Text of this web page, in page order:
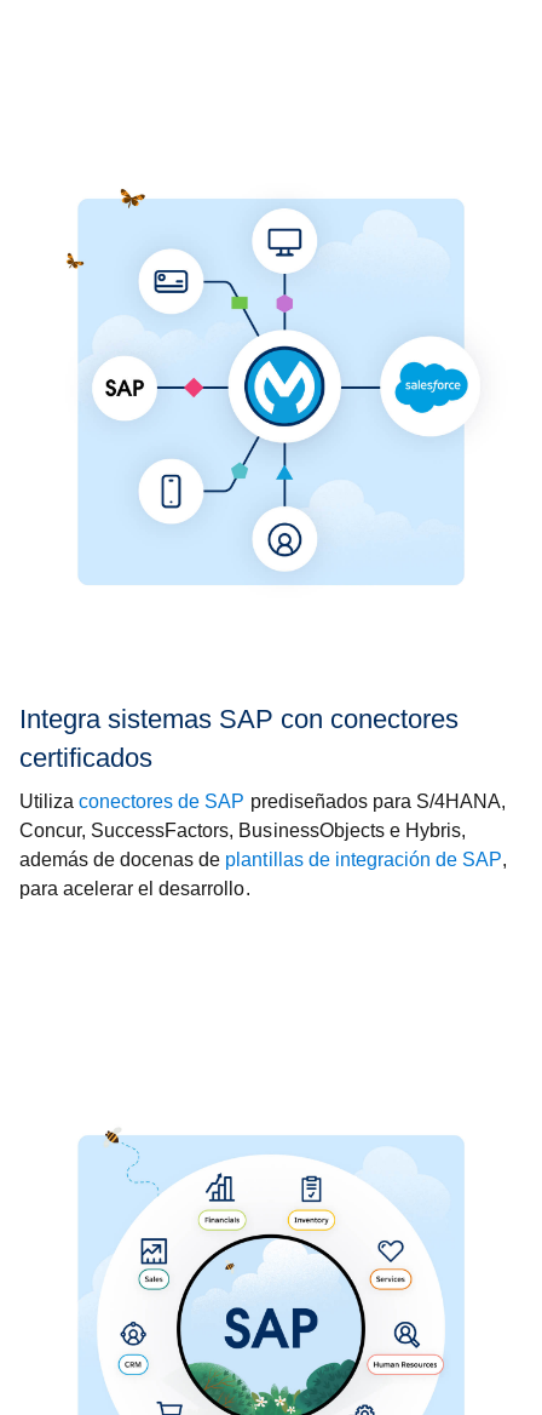
Integra sistemas SAP con conectores
certificados
Utilizaconectores de SAP prediseñados para S/4HANA,
Concur, SuccessFactors, BusinessObjects e Hybris,
además de docenas de plantillas de integración de SAP,
para acelerar el desarrollo.